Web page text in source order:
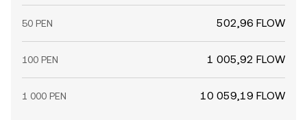
50 PEN 502,96 FLOW
100 PEN 1 005,92 FLOW
1 000 PEN 10 059,19 FLOW